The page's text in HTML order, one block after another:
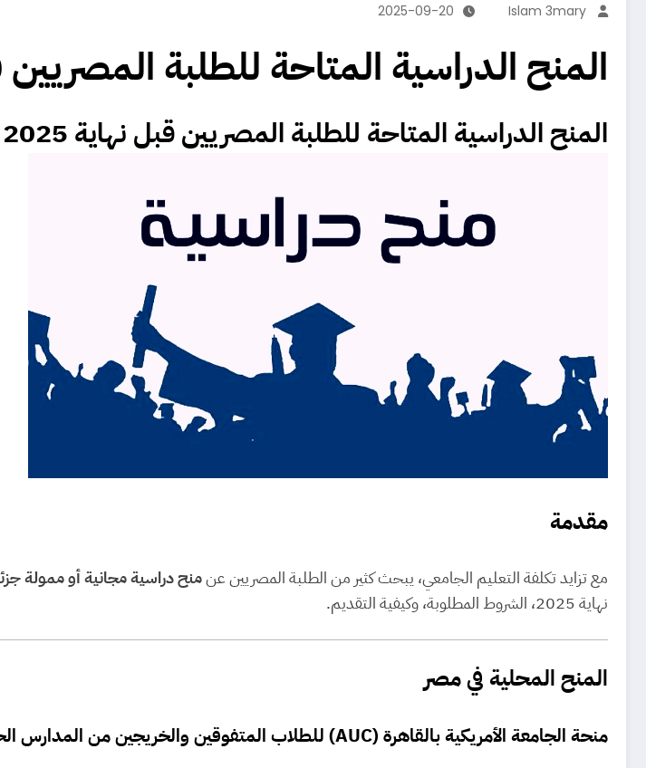
Islam 3mary
2025-09-20
المنح الدراسية المتاحة للطلبة المصريين
المنح الدراسية المتاحة للطلبة المصريين قبل نهاية 2025
مقدمة
مع تزايد تكلفة التعليم الجامعي، يبحث كثير من الطلبة المصريين عنمنح دراسية مجانية أو ممولة
نهاية 2025، الشروط المطلوبة، وكيفية التقديم.
المنح المحلية في مصر
منحة الجامعة الأمريكية بالقاهرة (AUC) للطلاب المتفوقين والخريجين من المدارس الحكومية